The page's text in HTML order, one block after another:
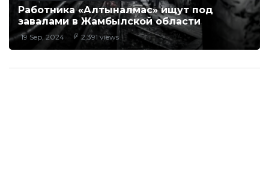
Работника «Алтыналмас» ищут под
завалами в Жамбылской области
19 Sep, 2024 2,391 views